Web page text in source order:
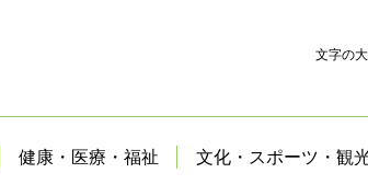
文字の
健康・医療・福祉 文化・スポーツ・観